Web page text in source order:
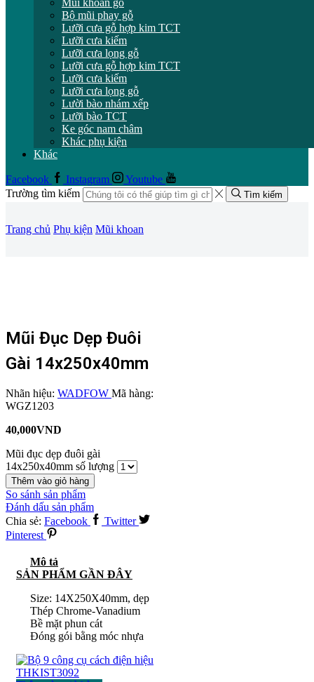
Mũi khoan gỗ
Bộ mũi phay gỗ
Lưỡi cưa gỗ hợp kim TCT
Lưỡi cưa kiếm
Lưỡi cưa lọng gỗ
Lưỡi cưa gỗ hợp kim TCT
Lưỡi cưa kiếm
Lưỡi cưa lọng gỗ
Lười bào nhám xếp
Lưỡi bào TCT
Ke góc nam châm
Khác phụ kiện
Khác
Facebook Instagram
Youtube
Trường tìm kiếm
Tìm kiếm
Trang chủ Phụ kiện Mũi khoan
Mũi Đục Dẹp Đuôi
Gài 14x250x40mm
Nhãn hiệu: WADFOW Mã hàng:
WGZ1203
40,000VND
Mũi đục dẹp đuôi gài
14x250x40mm số lượng
Thêm vào giỏ hàng
So sánh sản phẩm
Đánh dấu sản phẩm
Chia sẻ: Facebook
Twitter
Pinterest
Mô tả
SẢN PHẨM GẦN ĐÂY
Size: 14X250X40mm, dẹp
Thép Chrome-Vanadium
Bề mặt phun cát
Đóng gói bằng móc nhựa